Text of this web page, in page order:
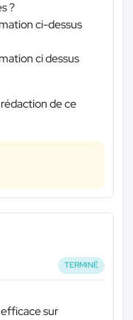
?
ci-dessus
ci dessus
rédaction de ce
TERMINÉ
sur